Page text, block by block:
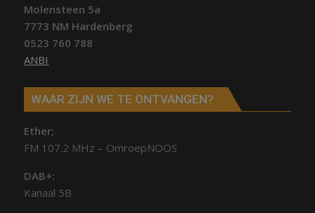
Molensteen 5a
7773 NM Hardenberg
0523 760 788
ANBI
WAAR ZIJN WE TE ONTVANGEN?
Ether;
FM 107.2 MHz – OmroepNOOS
DAB+:
Kanaal 5B